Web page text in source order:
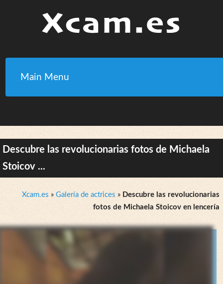
Main Menu
Descubre las revolucionarias fotos de Michaela
Stoicov ...
Xcam.es » Galería de actrices » Descubre las revolucionarias
fotos de Michaela Stoicov en lencería